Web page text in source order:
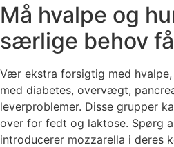
Må hvalpe og
særlige behov
Vær ekstra forsigtig med hvalpe,
med diabetes, overvægt,
leverproblemer. Disse grupper
over for fedt og laktose. Spørg
introducerer mozzarella i deres